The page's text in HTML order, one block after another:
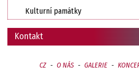
Kulturní památky
Kontakt
CZ - O NÁS - GALERIE -